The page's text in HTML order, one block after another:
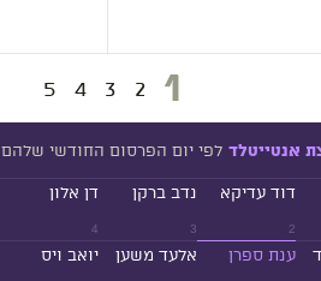
1
2
3
4
5
אנטייטלד לפי יום הפרסום החודשי שלהם
2
דוד עדיקא
3
נדב ברקן
4
דן אלון
ענת ספרן אלעד משען יואב ויס